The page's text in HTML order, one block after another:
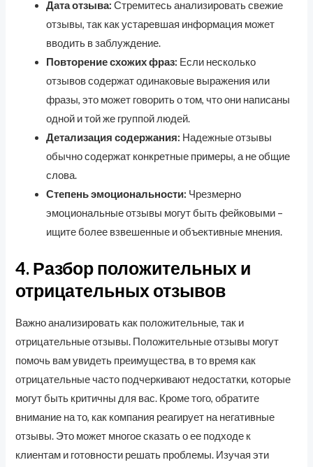
Дата отзыва: Стремитесь анализировать свежие
отзывы, так как устаревшая информация может
вводить в заблуждение.
Повторение схожих фраз: Если несколько
отзывов содержат одинаковые выражения или
фразы, это может говорить о том, что они написаны
одной и той же группой людей.
Детализация содержания: Надежные отзывы
обычно содержат конкретные примеры, а не общие
слова.
Степень эмоциональности: Чрезмерно
эмоциональные отзывы могут быть фейковыми –
ищите более взвешенные и объективные мнения.
4. Разбор положительных и
отрицательных отзывов
Важно анализировать как положительные, так и
отрицательные отзывы. Положительные отзывы могут
помочь вам увидеть преимущества, в то время как
отрицательные часто подчеркивают недостатки, которые
могут быть критичны для вас. Кроме того, обратите
внимание на то, как компания реагирует на негативные
отзывы. Это может многое сказать о ее подходе к
клиентам и готовности решать проблемы. Изучая эти